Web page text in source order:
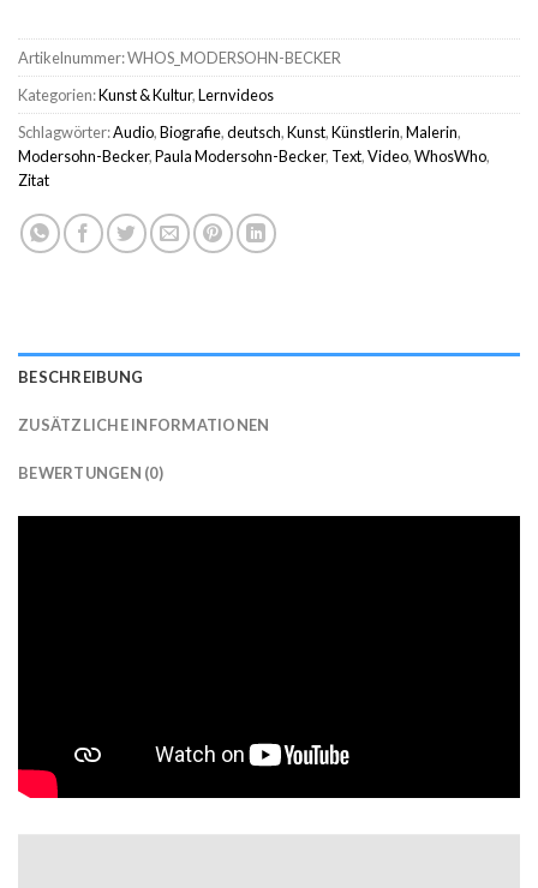
Artikelnummer:WHOS_MODERSOHN-BECKER
Kategorien:Kunst & Kultur,Lernvideos
Schlagwörter:Audio,Biografie,deutsch,Kunst,Künstlerin,Malerin,
Modersohn-Becker,Paula Modersohn-Becker, Text,Video,WhosWho,
Zitat
BESCHREIBUNG
ZUSÄTZLICHE INFORMATIONEN
BEWERTUNGEN (0)